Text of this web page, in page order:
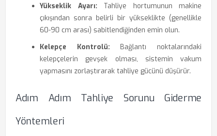
Yükseklik Ayarı: Tahliye hortumunun makine
çıkışından sonra belirli bir yükseklikte (genellikle
60-90 cm arası) sabitlendiğinden emin olun.
Kelepçe Kontrolü: Bağlantı noktalarındaki
kelepçelerin gevşek olması, sistemin vakum
yapmasını zorlaştırarak tahliye gücünü düşürür.
Adım Adım Tahliye Sorunu Giderme
Yöntemleri